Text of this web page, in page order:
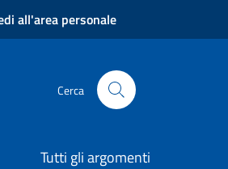
all'area personale
Cerca
Tutti gli argomenti